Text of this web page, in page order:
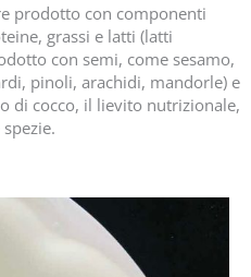
prodotto con componenti
grassi e latti (latti
con semi, come sesamo,
pinoli, arachidi, mandorle) e
di cocco, il lievito nutrizionale,